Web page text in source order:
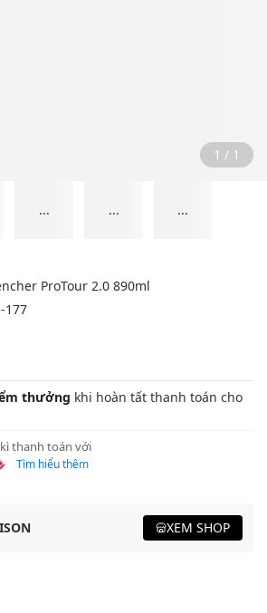
1 / 1
... ... ...
ProTour 2.0 890ml
177
thưởng khi hoàn tất thanh toán cho
thanh toán với
Tìm hiểu thêm
XEM SHOP